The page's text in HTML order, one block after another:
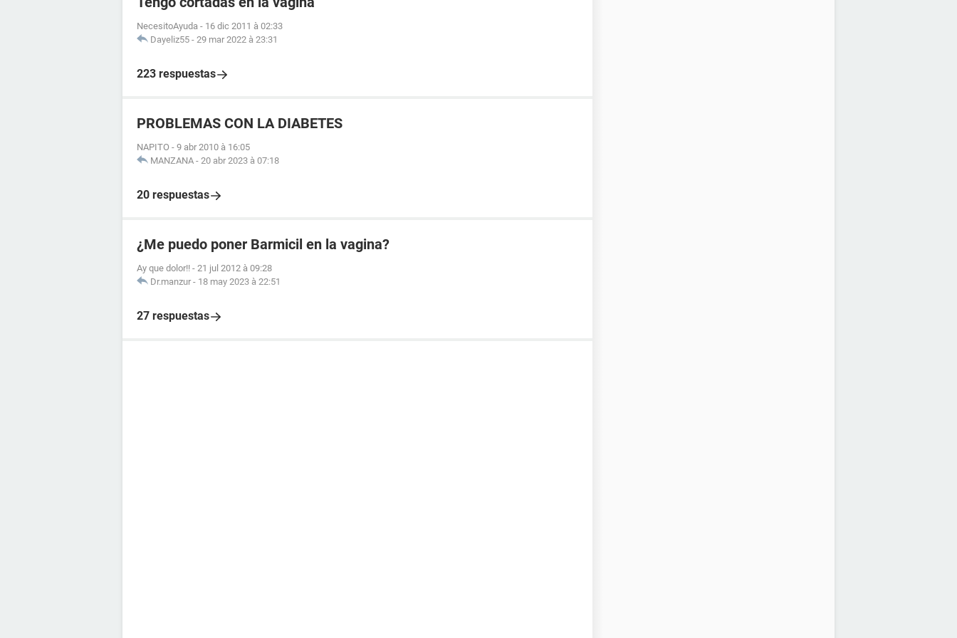
NecesitoAyuda - 16 dic 2011 à 02:33
Dayeliz55 - 29 mar 2022 à 23:31
223 respuestas
PROBLEMAS CON LA DIABETES
NAPITO - 9 abr 2010 à 16:05
MANZANA - 20 abr 2023 à 07:18
20 respuestas
¿Me puedo poner Barmicil en la vagina?
Ay que dolor!! - 21 jul 2012 à 09:28
Dr.manzur - 18 may 2023 à 22:51
27 respuestas